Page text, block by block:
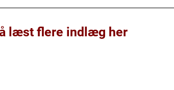
læst flere indlæg her